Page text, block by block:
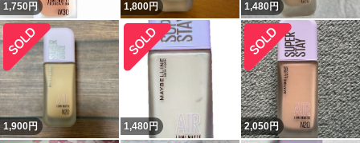
1,750円 1,800円 1,480円
1,900円 1,480 円 2,050円